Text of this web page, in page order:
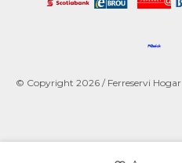
© Copyright 2026 / Ferreservi Hogar